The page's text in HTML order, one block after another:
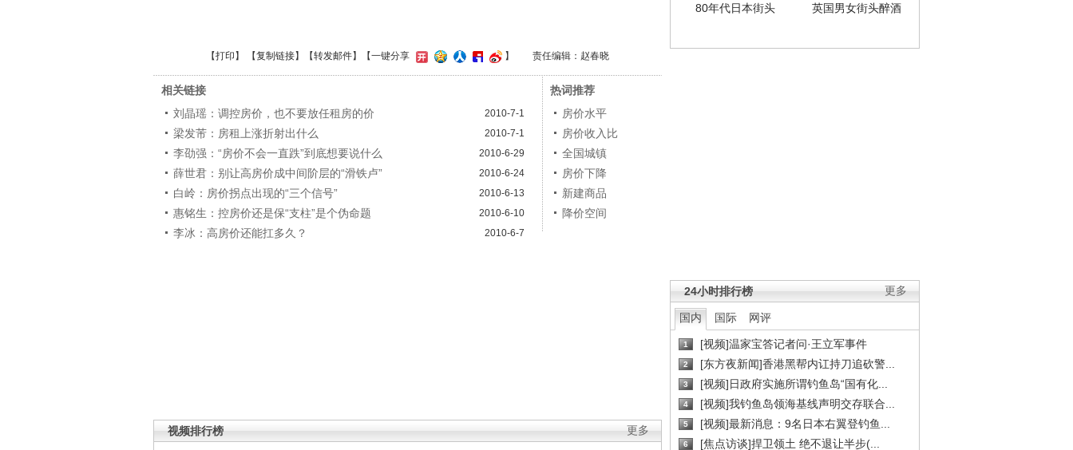
80年代日本街头 英国男女街头醉酒
更多
24小时排行榜
国内 国际 网评
1 [视频]温家宝答记者问·王立军事件
2 [东方夜新闻]香港黑帮内讧持刀追砍警...
3 [视频]日政府实施所谓钓鱼岛“国有化...
4 [视频]我钓鱼岛领海基线声明交存联合...
5 [视频]最新消息：9名日本右翼登钓鱼...
6 [焦点访谈]捍卫领土 绝不退让半步(...
【打印 】 【复制链接】【转发邮件】【一键分享 】 责任编辑：赵春晓
相关链接
刘晶瑶：调控房价，也不要放任租房的价
2010-7-1
梁发芾：房租上涨折射出什么 2010-7-1
李劭强：“房价不会一直跌”到底想要说什么 2010-6-29
薛世君：别让高房价成中间阶层的“滑铁卢” 2010-6-24
白岭：房价拐点出现的“三个信号” 2010-6-13
惠铭生：控房价还是保“支柱”是个伪命题 2010-6-10
李冰：高房价还能扛多久？ 2010-6-7
热词推荐
房价水平
房价收入比
全国城镇
房价下降
新建商品
降价空间
更多
视频排行榜